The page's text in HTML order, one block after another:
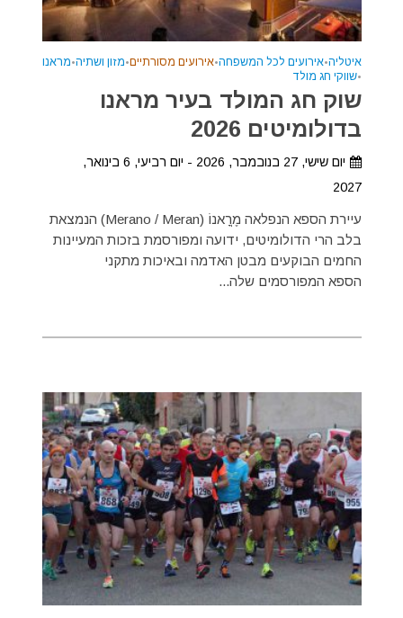
איטליה•אירועים לכל המשפחה•אירועים מסורתיים•מזון ושתיה•מראנו
•שווקי חג מולד
שוק חג המולד בעיר מראנו
בדולומיטים 2026
יום שישי, 27 בנובמבר, 2026 - יום רביעי, 6 בינואר,
2027
עיירת הספא הנפלאה מֶרֳאנוֹ (Merano / Meran) הנמצאת
בלב הרי הדולומיטים, ידועה ומפורסמת בזכות המעיינות
החמים הבוקעים מבטן האדמה ובאיכות מתקני
הספא המפורסמים שלה...